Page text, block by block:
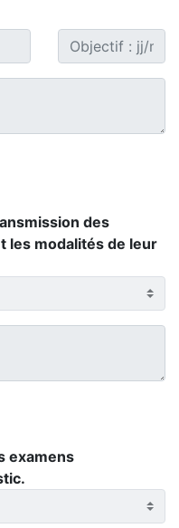
des
les modalités de leur
examens